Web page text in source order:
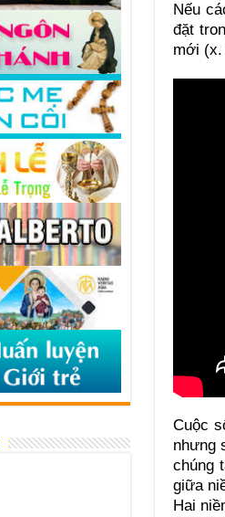
Nếu
đặt
mới (x.
Cuộc
nhưng
chúng
giữa
Hai